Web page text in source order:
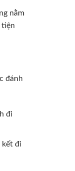
nằm
tiện
đánh
đi
kết đi